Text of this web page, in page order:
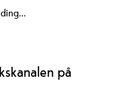
på Facebook
på